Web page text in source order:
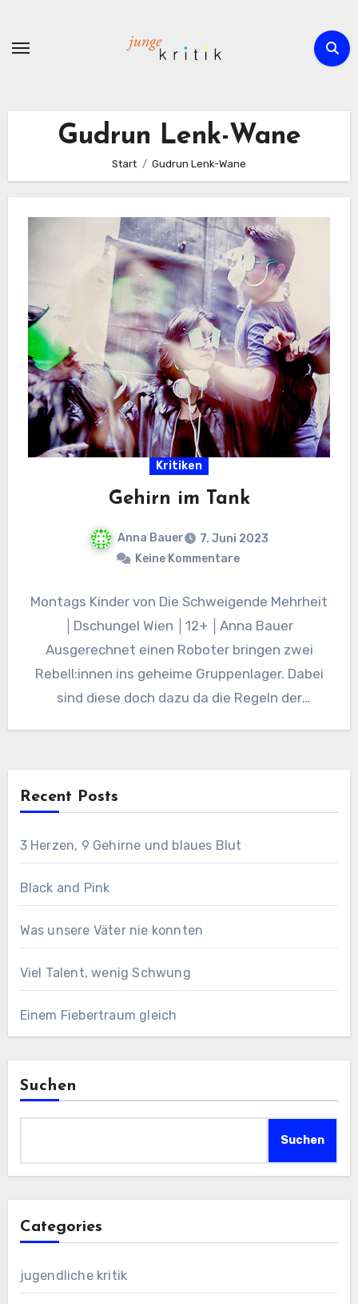
springen
Gudrun Lenk-Wane
Start Gudrun Lenk-Wane
Kritiken
Gehirn im Tank
Anna Bauer
7. Juni 2023
Keine Kommentare
Montags Kinder von Die Schweigende Mehrheit
│Dschungel Wien │12+ │Anna Bauer
Ausgerechnet einen Roboter bringen zwei
Rebell:innen ins geheime Gruppenlager. Dabei
sind diese doch dazu da die Regeln der
Recent Posts
3 Herzen, 9 Gehirne und blaues Blut
Black and Pink
Was unsere Väter nie konnten
Viel Talent, wenig Schwung
Einem Fiebertraum gleich
Suchen
Suchen
Categories
jugendliche kritik